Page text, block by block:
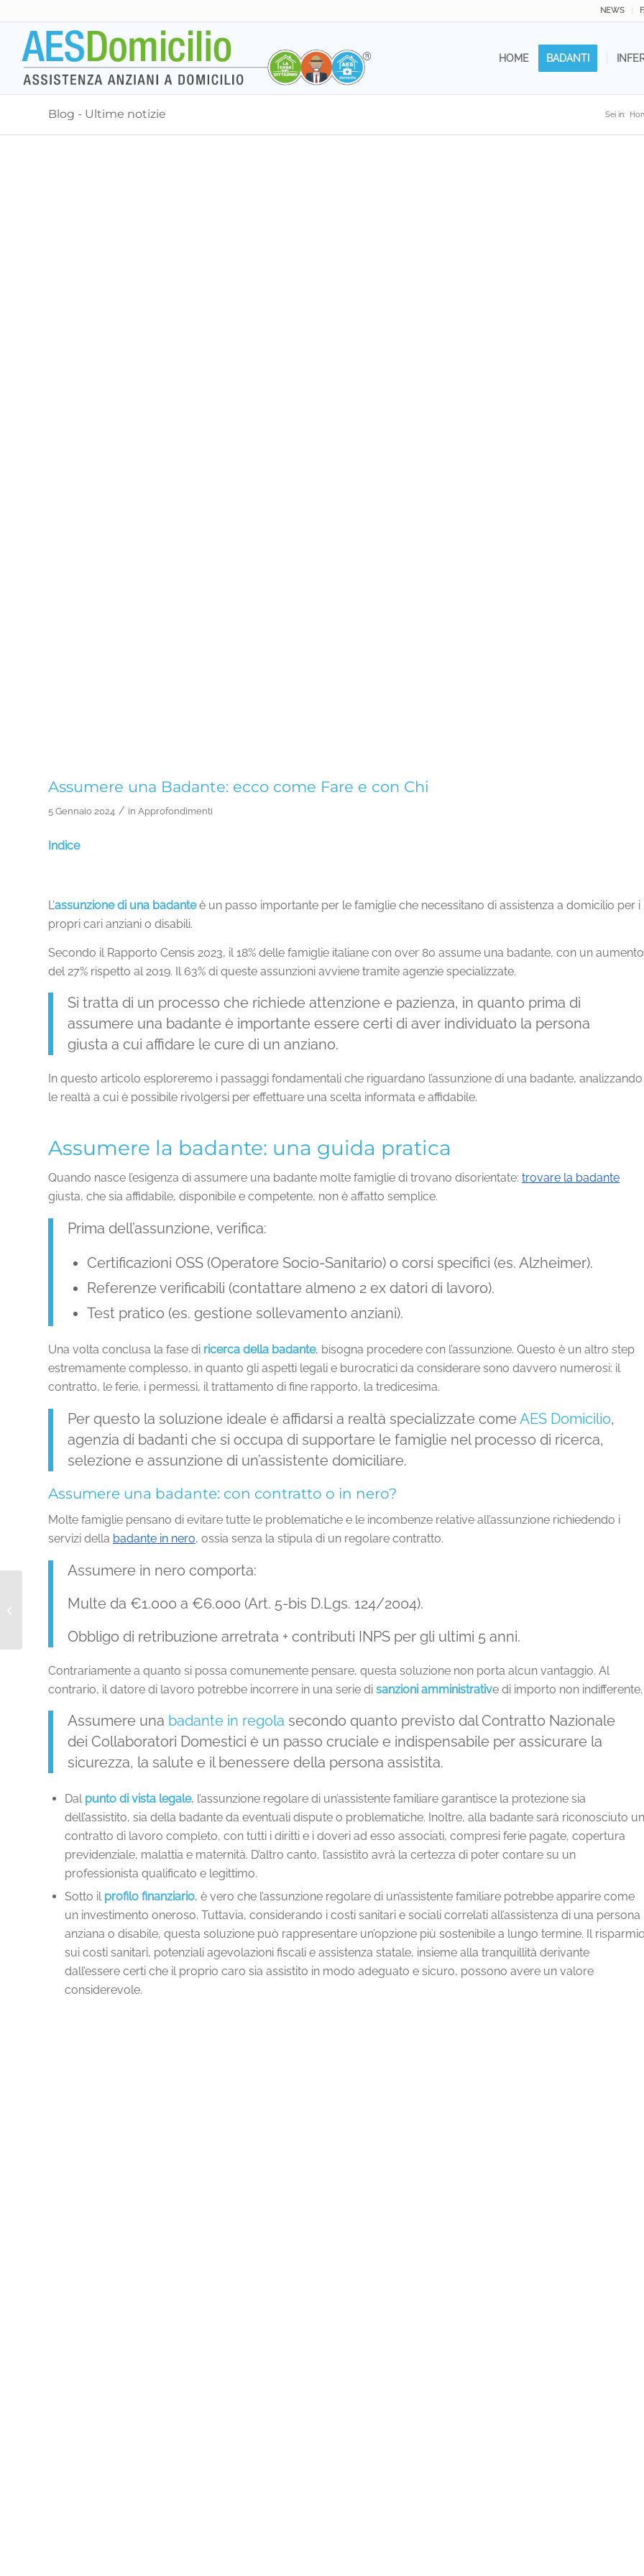
NEWS
HOME BADANTI
Blog - Ultime notizie Sei in:
Assumere una Badante: ecco come Fare e con Chi
5 Gennaio 2024 / in Approfondimenti
Indice
L’assunzione di una badanteè un passo importante per le famiglie che necessitano di assistenza a domicilio per i
propri cari anziani o disabili.
Secondo il Rapporto Censis 2023, il 18% delle famiglie italiane con over 80 assume una badante, con un aumento
del 27% rispetto al 2019. Il 63% di queste assunzioni avviene tramite agenzie specializzate.
Si tratta di un processo che richiede attenzione e pazienza, in quanto prima di
assumere una badante è importante essere certi di aver individuato la persona
giusta a cui affidare le cure di un anziano.
In questo articolo esploreremo i passaggi fondamentali che riguardano l’assunzione di una badante, analizzando
le realtà a cui è possibile rivolgersi per effettuare una scelta informata e affidabile.
Assumere la badante: una guida pratica
Quando nasce l’esigenza di assumere una badante molte famiglie di trovano disorientate: trovare la badante
giusta, che sia affidabile, disponibile e competente, non è affatto semplice.
Prima dell’assunzione, verifica:
Certificazioni OSS (Operatore Socio-Sanitario) o corsi specifici (es. Alzheimer).
Referenze verificabili (contattare almeno 2 ex datori di lavoro).
Test pratico (es. gestione sollevamento anziani).
Una volta conclusa la fase di ricerca della badante, bisogna procedere con l’assunzione. Questo è un altro step
estremamente complesso, in quanto gli aspetti legali e burocratici da considerare sono davvero numerosi: il
contratto, le ferie, i permessi, il trattamento di fine rapporto, la tredicesima.
Per questo la soluzione ideale è affidarsi a realtà specializzate come AES Domicilio,
agenzia di badanti che si occupa di supportare le famiglie nel processo di ricerca,
selezione e assunzione di un’assistente domiciliare.
Assumere una badante: con contratto o in nero?
Molte famiglie pensano di evitare tutte le problematiche e le incombenze relative all’assunzione richiedendo i
servizi della badante in nero, ossia senza la stipula di un regolare contratto.
Assumere in nero comporta:
Multe da €1.000 a €6.000 (Art. 5-bis D.Lgs. 124/2004).
Obbligo di retribuzione arretrata + contributi INPS per gli ultimi 5 anni.
Contrariamente a quanto si possa comunemente pensare, questa soluzione non porta alcun vantaggio. Al
contrario, il datore di lavoro potrebbe incorrere in una serie di sanzioni amministrative di importo non indifferente.
Assumere una badante in regola secondo quanto previsto dal Contratto Nazionale
dei Collaboratori Domestici è un passo cruciale e indispensabile per assicurare la
sicurezza, la salute e il benessere della persona assistita.
Dal punto di vista legale, l’assunzione regolare di un’assistente familiare garantisce la protezione sia
dell’assistito, sia della badante da eventuali dispute o problematiche. Inoltre, alla badante sarà riconosciuto un
contratto di lavoro completo, con tutti i diritti e i doveri ad esso associati, compresi ferie pagate, copertura
previdenziale, malattia e maternità. D’altro canto, l’assistito avrà la certezza di poter contare su un
professionista qualificato e legittimo.
Sotto il profilo finanziario, è vero che l’assunzione regolare di un’assistente familiare potrebbe apparire come
un investimento oneroso. Tuttavia, considerando i costi sanitari e sociali correlati all’assistenza di una persona
anziana o disabile, questa soluzione può rappresentare un’opzione più sostenibile a lungo termine. Il risparmio
sui costi sanitari, potenziali agevolazioni fiscali e assistenza statale, insieme alla tranquillità derivante
dall’essere certi che il proprio caro sia assistito in modo adeguato e sicuro, possono avere un valore
considerevole.
La demenza senile e la